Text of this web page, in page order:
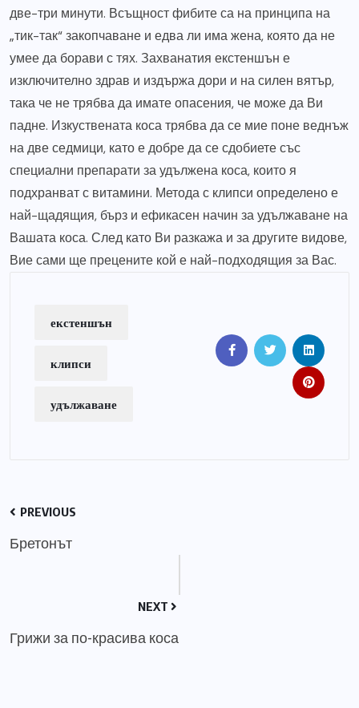
две-три минути. Всъщност фибите са на принципа на
„тик-так“ закопчаване и едва ли има жена, която да не
умее да борави с тях. Захванатия екстеншън е
изключително здрав и издържа дори и на силен вятър,
така че не трябва да имате опасения, че може да Ви
падне. Изкуствената коса трябва да се мие поне веднъж
на две седмици, като е добре да се сдобиете със
специални препарати за удължена коса, които я
подхранват с витамини. Метода с клипси определено е
най-щадящия, бърз и ефикасен начин за удължаване на
Вашата коса. След като Ви разкажа и за другите видове,
Вие сами ще прецените кой е най-подходящия за Вас.
екстеншън
клипси
удължаване
PREVIOUS
Бретонът
NEXT
Грижи за по-красива коса